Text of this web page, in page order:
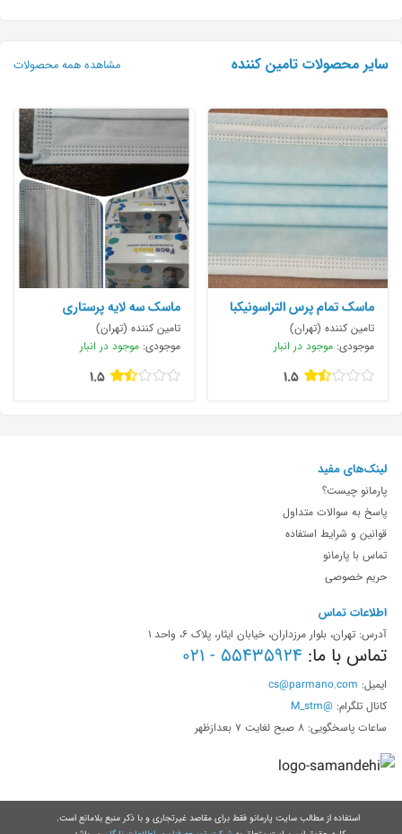
سایر محصولات تامین کننده مشاهده همه محصولات
ماسک تمام پرس التراسونیکبا
بهترین کیفیت
تامین کننده (تهران)
موجودی: موجود در انبار
1.5
ماسک سه لایه پرستاری
تامین کننده (تهران)
موجودی: موجود در انبار
1.5
لینک‌های مفید
پارمانو چیست؟
پاسخ به سوالات متداول
قوانین و شرایط استفاده
تماس با پارمانو
حریم خصوصی
اطلاعات تماس
آدرس: تهران، بلوار مرزداران، خیابان ایثار، پلاک 6، واحد 1
تماس با ما: 55435924 - 021
ایمیل: cs@parmano.com
کانال تلگرام: @M_stm
ساعات پاسخگویی: 8 صبح لغایت 7 بعدازظهر
استفاده از مطالب سایت پارمانو فقط برای مقاصد غیرتجاری و با ذکر منبع بلامانع است.